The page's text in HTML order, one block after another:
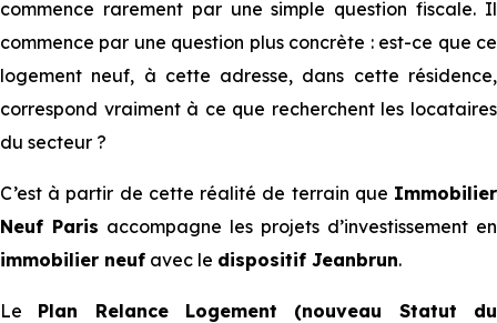
commence rarement par une simple question fiscale. Il
commence par une question plus concrète : est-ce que ce
logement neuf, à cette adresse, dans cette résidence,
correspond vraiment à ce que recherchent les locataires
du secteur ?
C’est à partir de cette réalité de terrain que Immobilier
Neuf Paris accompagne les projets d’investissement en
immobilier neuf avec le dispositif Jeanbrun.
Le Plan Relance Logement (nouveau Statut du